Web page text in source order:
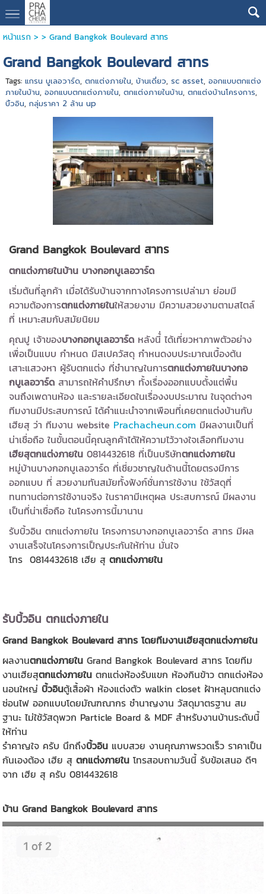
หน้าแรก> > Grand Bangkok Boulevard สาทร
Grand Bangkok Boulevard สาทร
Tags: แกรน บูเลอวาร์ด, ตกแต่งภายใน, บ้านเดี่ยว, sc asset, ออกแบบตกแต่ง
ภายในบ้าน, ออกแบบตกแต่งภายใน, ตกแต่งภายในบ้าน, ตกแต่งบ้านโครงการ,
บิ้วอิน, กลุ่มราคา 2 ล้าน up
Grand Bangkok Boulevard สาทร
ตกแต่งภายในบ้าน บางกอกบูเลอวาร์ด
เริ่มต้นที่ลูกค้า เมื่อได้รับบ้านจากทางโครงการเปล่ามา ย่อมมี
ความต้องการตกแต่งภายในให้สวยงาม มีความสวยงามตามสไตล์
ที่ เหมาะสมกับสมัยนิยม
คุณปู เจ้าของบางกอกบูเลอวาร์ด หลังนี้่ ได้เที่ยวหาภาพตัวอย่าง
เพื่อเป็นแบบ กำหนด มีสเปควัสดุ กำหนดงบประมาณเบื้องต้น
เสาะแสวงหา ผู้รับตกแต่ง ที่ชำนาญในการตกแต่งภายในบางกอ
กบูเลอวาร์ด สามารถให้คำปรึกษา ทั้งเรื่องออกแบบตั้งแต่พื้น
จนถึงเพดานห้อง และรายละเอียดในเรื่องงบประมาณ ในจุดต่างๆ
ทีมงานมีประสบการณ์ ได้คำแนะนำจากเพือนที่เคยตกแต่งบ้านกับ
เฮียสุ ว่า ทีมงาน website Prachacheun.com มีผลงานเป็นที่
น่าเชื่อถือ ในขั้นตอนนี้คุณลูกค้าได้ให้ความไว้วางใจเลือกทีมงาน
เฮียสุตกแต่งภายใน 0814432618 ที่เป็นบริษัทตกแต่งภายใน
หมู่บ้านบางกอกบูเลอวาร์ด ที่เชี่ยวชาญในด้านนี้โดยตรงมีการ
ออกแบบ ที่ สวยงามทันสมัยทั้งฟังก์ชั่นการใช้งาน ใช้วัสดุที่
ทนทานต่อการใช้งานจริง ในราคามีเหตุผล ประสบการณ์ มีผลงาน
เป็นที่น่าเชื่อถือ ในโครงการนี้มานาน
รับบิ้วอิน ตกแต่งภายใน โครงการบางกอกบูเลอวาร์ด สาทร มีผล
งานเสร็จในโครงการเป็ญประกันให้ท่าน มั่นใจ
โทร 0814432618 เฮีย สุตกแต่งภายใน
รับบิ้วอิน ตกแต่งภายใน
Grand Bangkok Boulevard สาทร โดยทีมงานเฮียสุตกแต่งภายใน
ผลงานตกแต่งภายใน Grand Bangkok Boulevard สาทร โดยทีม
งานเฮียสุตกแต่งภายใน ตกแต่งห้องรับแขก ห้องกินข้าว ตกแต่งห้อง
นอนใหญ่ บิ้วอินตู้เสื้อผ้า ห้องแต่งตัว walkin closet ฝ้าหลุมตกแต่ง
ซ่อนไฟ ออกแบบโดยมัณฑณากร ชำนาญงาน วัสดุมาตรฐาน สม
ฐานะ ไม่ใช้วัสดุพวก Particle Board & MDF สำหรับงานบ้านระดับนี้
ให้ท่าน
รำคาญใจ ครับ นึกถึงบิ้วอิน แบบสวย งานคุณภาพรวดเร็ว ราคาเป็น
กันเองต้อง เฮีย สุตกแต่งภายใน โทรสอบถามวันนี้ รับข้อเสนอ ดีๆ
จาก เฮีย สุ ครับ 0814432618
บ้าน Grand Bangkok Boulevard สาทร